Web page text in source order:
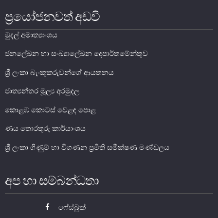
මුදල් අංශය
මූල්‍ය අංශය
AER සංඛ්‍යා ලේඛන පරිශිෂ්ටය
AER විශේෂ සංඛ්‍යාලේඛන පරිශිෂ්ටය
ආර්ථික දර්ශක
සතිපතා ආර්ථික දර්ශක
මාසික ආර්ථික දර්ශක
විදේශීය අංශ විවරණිකාව
සාර්ව ආර්ථික ප්‍රස්ථාර
ශ්‍රී ලංකා සෞභාග්‍ය දර්ශකය
ප්‍රයෝජනවත් අඩවි
මුදල් අමාත්‍යාංශය
ජනලේඛන හා සංඛ්‍යාලේඛන දෙපාර්තමේන්තුව
ශ්‍රී ලංකා බැංකුකරුවන්ගේ ආයතනය
ජාත්‍යන්තර මූල්‍ය අරමුදල
කොළඹ කොටස් වෙළඳ පොළ
ණය තොරතුරු කාර්යාංශය
ශ්‍රී ලංකා ගිණුම් හා විගණන ප්‍රමිති සමීක්ෂණ මණ්ඩලය
අප හා සම්බන්ධතා
ෆේස්බුක්